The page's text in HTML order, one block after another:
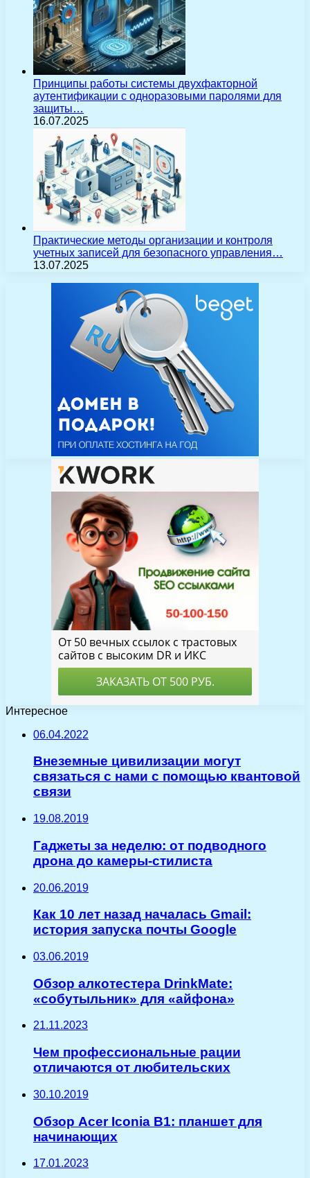
Принципы работы системы двухфакторной
аутентификации с одноразовыми паролями для
защиты…
16.07.2025
Практические методы организации и контроля
учетных записей для безопасного управления…
13.07.2025
Интересное
06.04.2022
Внеземные цивилизации могут
связаться с нами с помощью квантовой
связи
19.08.2019
Гаджеты за неделю: от подводного
дрона до камеры-стилиста
20.06.2019
Как 10 лет назад началась Gmail:
история запуска почты Google
03.06.2019
Обзор алкотестера DrinkMate:
«cобутыльник» для «айфона»
21.11.2023
Чем профессиональные рации
отличаются от любительских
30.10.2019
Обзор Acer Iconia B1: планшет для
начинающих
17.01.2023